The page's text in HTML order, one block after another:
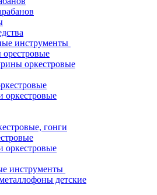
инструменты
орестровые
оркестровые
оркестровые
гонги
оркестровые
инструменты
детские